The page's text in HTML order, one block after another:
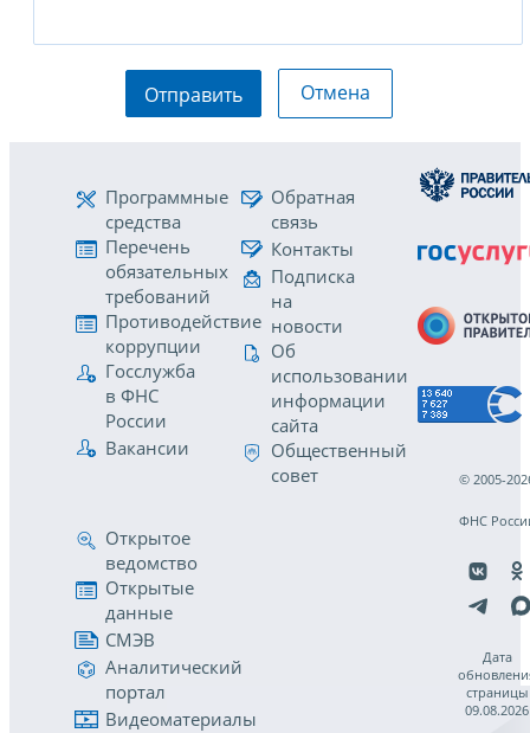
Отправить Отмена
Программные
средства
Перечень
обязательных
требований
Противодействие
коррупции
Госслужба
в ФНС
России
Вакансии
Обратная
связь
Контакты
Подписка
на
новости
Об
использовании
информации
сайта
Общественный
совет
Открытое
ведомство
Открытые
данные
СМЭВ
Аналитический
портал
Видеоматериалы
© 2005-
ФНС
Дата
страницы
09.08.2026